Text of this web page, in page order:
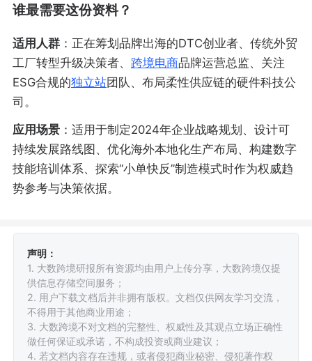
谁最需要这份资料？
适用人群：正在筹划品牌出海的DTC创业者、传统外贸
工厂转型升级决策者、 跨境电商品牌运营总监、关注
ESG合规的独立站团队、布局柔性供应链的硬件科技公
司。
应用场景：适用于制定2024年企业战略规划、设计可
持续发展路线图、优化海外本地化生产布局、构建数字
技能培训体系、探索“小单快反”制造模式时作为权威趋
势参考与决策依据。
声明：
1. 大数跨境研报所有资源均由用户上传分享，大数跨境仅提
供信息存储空间服务；
2. 用户下载文档后并非拥有版权。文档仅供网友学习交流，
不得用于其他商业用途；
3. 大数跨境不对文档的完整性、权威性及其观点立场正确性
做任何保证或承诺，不构成投资或商业建议；
4. 若文档内容存在违规，或者侵犯商业秘密、侵犯著作权